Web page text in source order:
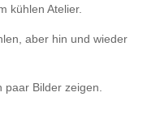
kühlen Atelier.
aber hin und wieder
Bilder zeigen.